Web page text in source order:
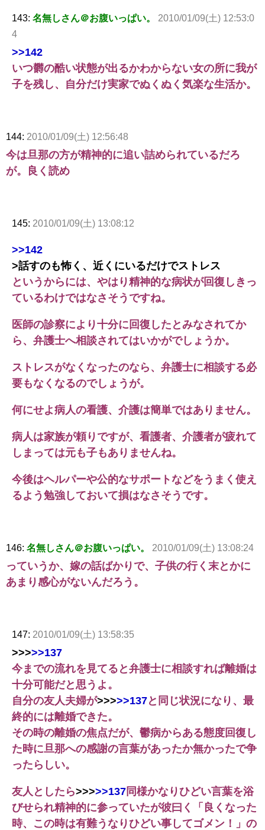
143: 名無しさん＠お腹いっぱい。
2010/01/09(土) 12:53:0
4
>>142
いつ欝の酷い状態が出るかわからない女の所に我が
子を残し、自分だけ実家でぬくぬく気楽な生活か。
144: 2010/01/09(土) 12:56:48
今は旦那の方が精神的に追い詰められているだろ
が。良く読め
145: 2010/01/09(土) 13:08:12
>>142
>話すのも怖く、近くにいるだけでストレス
というからには、やはり精神的な病状が回復しきっ
ているわけではなさそうですね。
医師の診察により十分に回復したとみなされてか
ら、弁護士へ相談されてはいかがでしょうか。
ストレスがなくなったのなら、弁護士に相談する必
要もなくなるのでしょうが。
何にせよ病人の看護、介護は簡単ではありません。
病人は家族が頼りですが、看護者、介護者が疲れて
しまっては元も子もありませんね。
今後はヘルパーや公的なサポートなどをうまく使え
るよう勉強しておいて損はなさそうです。
146: 名無しさん＠お腹いっぱい。 2010/01/09(土) 13:08:24
っていうか、嫁の話ばかりで、子供の行く末とかに
あまり感心がないんだろう。
147: 2010/01/09(土) 13:58:35
>>>>>137
今までの流れを見てると弁護士に相談すれば離婚は
十分可能だと思うよ。
自分の友人夫婦が>>>>>137と同じ状況になり、最
終的には離婚できた。
その時の離婚の焦点だが、鬱病からある態度回復し
た時に旦那への感謝の言葉があったか無かったで争
ったらしい。
友人としたら>>>>>137 同様かなりひどい言葉を浴
びせられ精神的に参っていたが彼曰く「良くなった
時、この時は有難うなりひどい事してゴメン！」の